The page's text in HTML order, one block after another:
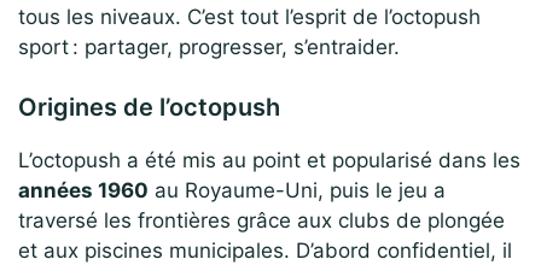
tous les niveaux. C’est tout l’esprit de l’octopush
sport : partager, progresser, s’entraider.
Origines de l’octopush
L’octopush a été mis au point et popularisé dans les
années 1960 au Royaume-Uni, puis le jeu a
traversé les frontières grâce aux clubs de plongée
et aux piscines municipales. D’abord confidentiel, il